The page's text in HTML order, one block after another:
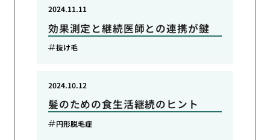
効果測定と継続医師との連携が鍵
2024.11.11
抜け毛
髪のための食生活継続のヒント
2024.10.12
円形脱毛症